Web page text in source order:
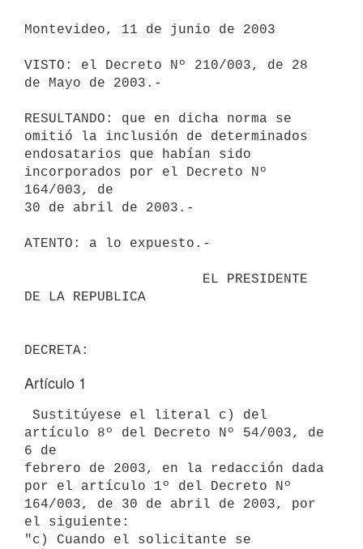
Montevideo, 11 de junio de 2003
VISTO: el Decreto Nº 210/003, de 28
de Mayo de 2003.-
RESULTANDO: que en dicha norma se
omitió la inclusión de determinados
endosatarios que habían sido
incorporados por el Decreto Nº
164/003, de
30 de abril de 2003.-
ATENTO: a lo expuesto.-
DE LA REPUBLICA
Artículo 1
artículo 8º del Decreto Nº 54/003, de
6 de
febrero de 2003, en la redacción dada
por el artículo 1º del Decreto Nº
164/003, de 30 de abril de 2003, por
el siguiente:
"c) Cuando el solicitante se